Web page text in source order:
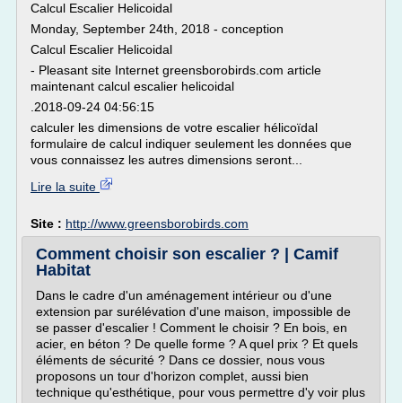
Calcul Escalier Helicoidal
Monday, September 24th, 2018 - conception
Calcul Escalier Helicoidal
- Pleasant site Internet greensborobirds.com article
maintenant calcul escalier helicoidal
.2018-09-24 04:56:15
calculer les dimensions de votre escalier hélicoïdal
formulaire de calcul indiquer seulement les données que
vous connaissez les autres dimensions seront...
Lire la suite
Site : http://www.greensborobirds.com
Comment choisir son escalier ? | Camif
Habitat
Dans le cadre d'un aménagement intérieur ou d'une
extension par surélévation d'une maison, impossible de
se passer d'escalier ! Comment le choisir ? En bois, en
acier, en béton ? De quelle forme ? A quel prix ? Et quels
éléments de sécurité ? Dans ce dossier, nous vous
proposons un tour d'horizon complet, aussi bien
technique qu'esthétique, pour vous permettre d'y voir plus